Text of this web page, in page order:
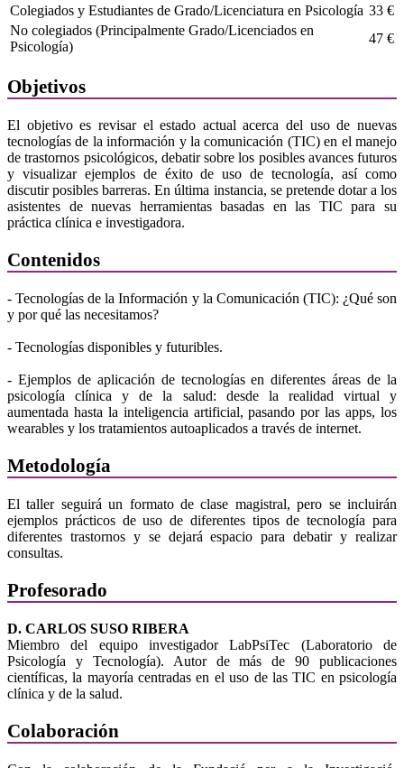
Colegiados y Estudiantes de Grado/Licenciatura en Psicología 33 €
No colegiados (Principalmente Grado/Licenciados en
Psicología)
47 €
Objetivos
El objetivo es revisar el estado actual acerca del uso de nuevas
tecnologías de la información y la comunicación (TIC) en el manejo
de trastornos psicológicos, debatir sobre los posibles avances futuros
y visualizar ejemplos de éxito de uso de tecnología, así como
discutir posibles barreras. En última instancia, se pretende dotar a los
asistentes de nuevas herramientas basadas en las TIC para su
práctica clínica e investigadora.
Contenidos
- Tecnologías de la Información y la Comunicación (TIC): ¿Qué son
y por qué las necesitamos?
- Tecnologías disponibles y futuribles.
- Ejemplos de aplicación de tecnologías en diferentes áreas de la
psicología clínica y de la salud: desde la realidad virtual y
aumentada hasta la inteligencia artificial, pasando por las apps, los
wearables y los tratamientos autoaplicados a través de internet.
Metodología
El taller seguirá un formato de clase magistral, pero se incluirán
ejemplos prácticos de uso de diferentes tipos de tecnología para
diferentes trastornos y se dejará espacio para debatir y realizar
consultas.
Profesorado
D. CARLOS SUSO RIBERA
Miembro del equipo investigador LabPsiTec (Laboratorio de
Psicología y Tecnología). Autor de más de 90 publicaciones
científicas, la mayoría centradas en el uso de las TIC en psicología
clínica y de la salud.
Colaboración